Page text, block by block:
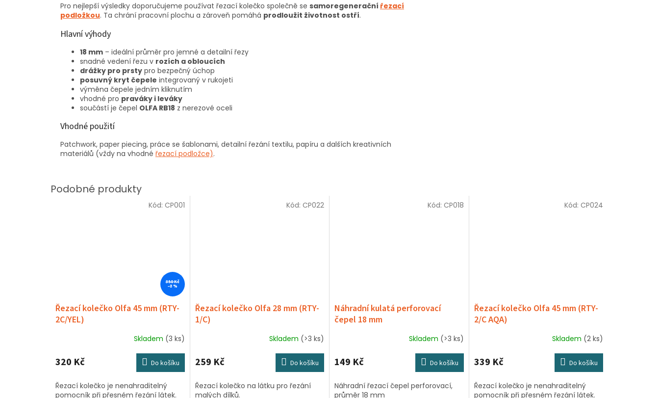
Pro nejlepší výsledky doporučujeme používat řezací kolečko společně se samoregenerační řezací
podložkou. Ta chrání pracovní plochu a zároveň pomáhá prodloužit životnost ostří.
Hlavní výhody
18 mm – ideální průměr pro jemné a detailní řezy
snadné vedení řezu v rozích a obloucích
drážky pro prsty pro bezpečný úchop
posuvný kryt čepele integrovaný v rukojeti
výměna čepele jedním kliknutím
vhodné pro praváky i leváky
součástí je čepel OLFA RB18 z nerezové oceli
Vhodné použití
Patchwork, paper piecing, práce se šablonami, detailní řezání textilu, papíru a dalších kreativních
materiálů (vždy na vhodné řezací podložce).
350 Kč
–8 %
Řezací kolečko Olfa 45 mm (RTY-
2C/YEL)
produktu
je
z
5
Skladem (3 ks)
320 Kč Do košíku
Řezací kolečko je nenahraditelný
pomocník při přesném řezání látek.
Kód: CP001
Řezací kolečko Olfa 28 mm (RTY-
1/C)
Skladem (>3 ks)
259 Kč Do košíku
Řezací kolečko na látku pro řezání
malých dílků.
Kód: CP022
Náhradní kulatá perforovací
čepel 18 mm
Skladem (>3 ks)
149 Kč Do košíku
Náhradní řezací čepel perforovací,
průměr 18 mm
Kód: CP018
Řezací kolečko Olfa 45 mm (RTY-
2/C AQA)
Skladem (2 ks)
339 Kč Do košíku
Řezací kolečko je nenahraditelný
pomocník při přesném řezání látek.
Kód: CP024